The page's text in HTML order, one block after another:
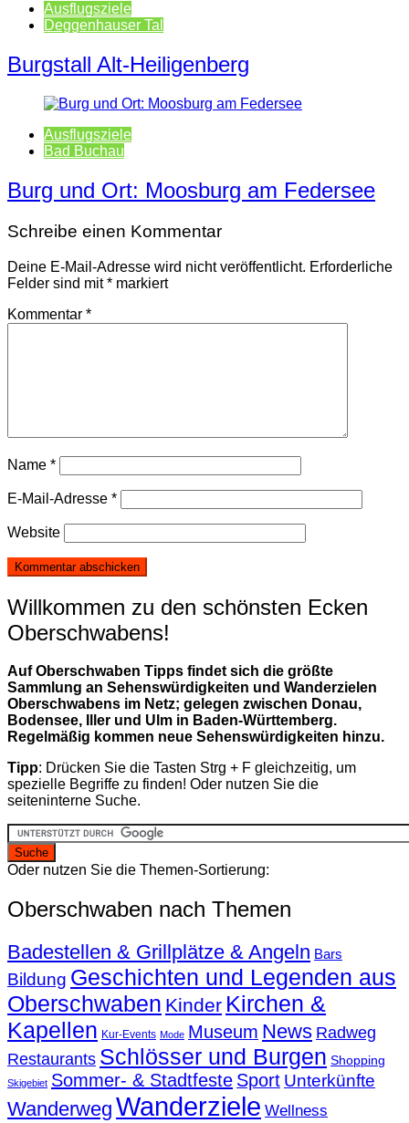
Ausflugsziele
Deggenhauser Tal
Burgstall Alt-Heiligenberg
Ausflugsziele
Bad Buchau
Burg und Ort: Moosburg am Federsee
Schreibe einen Kommentar
Deine E-Mail-Adresse wird nicht veröffentlicht. Erforderliche
Felder sind mit* markiert
Kommentar *
Name *
E-Mail-Adresse *
Website
Willkommen zu den schönsten Ecken
Oberschwabens!
Auf Oberschwaben Tipps findet sich die größte
Sammlung an Sehenswürdigkeiten und Wanderzielen
Oberschwabens im Netz; gelegen zwischen Donau,
Bodensee, Iller und Ulm in Baden-Württemberg.
Regelmäßig kommen neue Sehenswürdigkeiten hinzu.
Tipp: Drücken Sie die Tasten Strg + F gleichzeitig, um
spezielle Begriffe zu finden! Oder nutzen Sie die
seiteninterne Suche.
Oder nutzen Sie die Themen-Sortierung:
Oberschwaben nach Themen
Badestellen & Grillplätze & Angeln Bars
Bildung Geschichten und Legenden aus
Oberschwaben Kinder Kirchen &
Kapellen Kur-Events Mode Museum News Radweg
Restaurants Schlösser und Burgen Shopping
Skigebiet Sommer- & Stadtfeste Sport Unterkünfte
Wanderweg Wanderziele Wellness